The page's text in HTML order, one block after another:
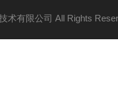
术有限公司 All Rights